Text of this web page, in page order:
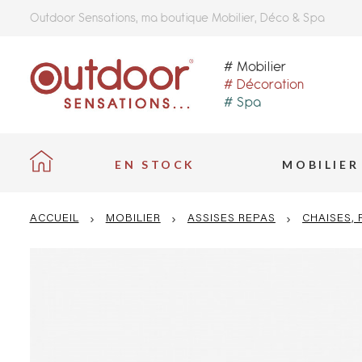
Outdoor Sensations, ma boutique Mobilier, Déco & Spa
# Mobilier
# Décoration
# Spa
EN STOCK MOBILIER
ACCUEIL › MOBILIER › ASSISES REPAS › CHAISES,